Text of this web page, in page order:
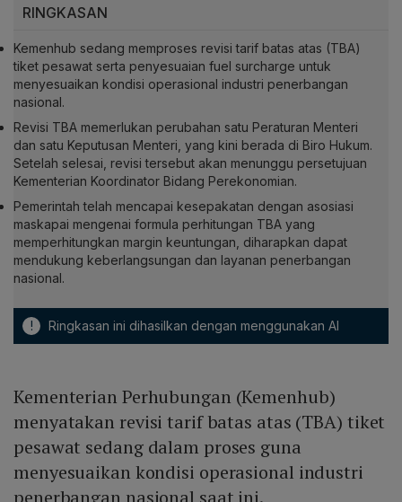
RINGKASAN
Kemenhub sedang memproses revisi tarif batas atas (TBA)
tiket pesawat serta penyesuaian fuel surcharge untuk
menyesuaikan kondisi operasional industri penerbangan
nasional.
Revisi TBA memerlukan perubahan satu Peraturan Menteri
dan satu Keputusan Menteri, yang kini berada di Biro Hukum.
Setelah selesai, revisi tersebut akan menunggu persetujuan
Kementerian Koordinator Bidang Perekonomian.
Pemerintah telah mencapai kesepakatan dengan asosiasi
maskapai mengenai formula perhitungan TBA yang
memperhitungkan margin keuntungan, diharapkan dapat
mendukung keberlangsungan dan layanan penerbangan
nasional.
! Ringkasan ini dihasilkan dengan menggunakan AI
Kementerian Perhubungan (Kemenhub)
menyatakan revisi tarif batas atas (TBA) tiket
pesawat sedang dalam proses guna
menyesuaikan kondisi operasional industri